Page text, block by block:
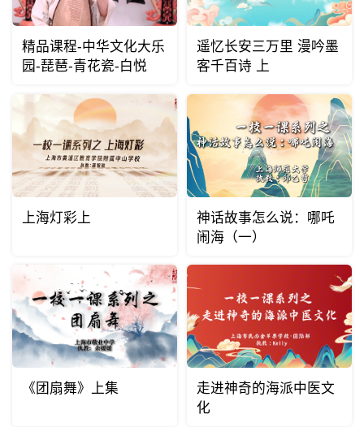
精品课程-中华文化大乐
园-琵琶-青花瓷-白悦
遥忆长安三万里 漫吟墨
客千百诗 上
上海灯彩上
神话故事怎么说：哪吒
闹海（一）
《团扇舞》上集
走进神奇的海派中医文
化